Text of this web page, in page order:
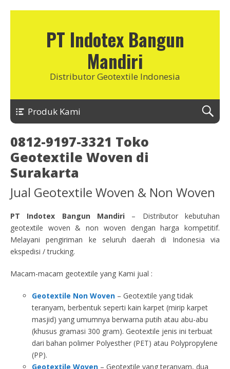
PT Indotex Bangun
Mandiri
Distributor Geotextile Indonesia
Produk Kami
0812-9197-3321 Toko
Geotextile Woven di
Surakarta
Jual Geotextile Woven & Non Woven
PT Indotex Bangun Mandiri – Distributor kebutuhan
geotextile woven & non woven dengan harga kompetitif.
Melayani pengiriman ke seluruh daerah di Indonesia via
ekspedisi / trucking.
Macam-macam geotextile yang Kami jual :
Geotextile Non Woven – Geotextile yang tidak
teranyam, berbentuk seperti kain karpet (mirip karpet
masjid) yang umumnya berwarna putih atau abu-abu
(khusus gramasi 300 gram). Geotextile jenis ini terbuat
dari bahan polimer Polyesther (PET) atau Polypropylene
(PP).
Geotextile Woven – Geotextile yang teranyam, dua